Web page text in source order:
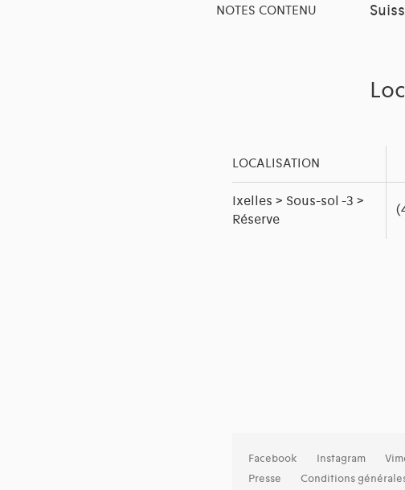
NOTES CONTENU
LOCALISATION
Ixelles > Sous-sol -3 >
Réserve
Facebook Instagram
Presse
Conditions